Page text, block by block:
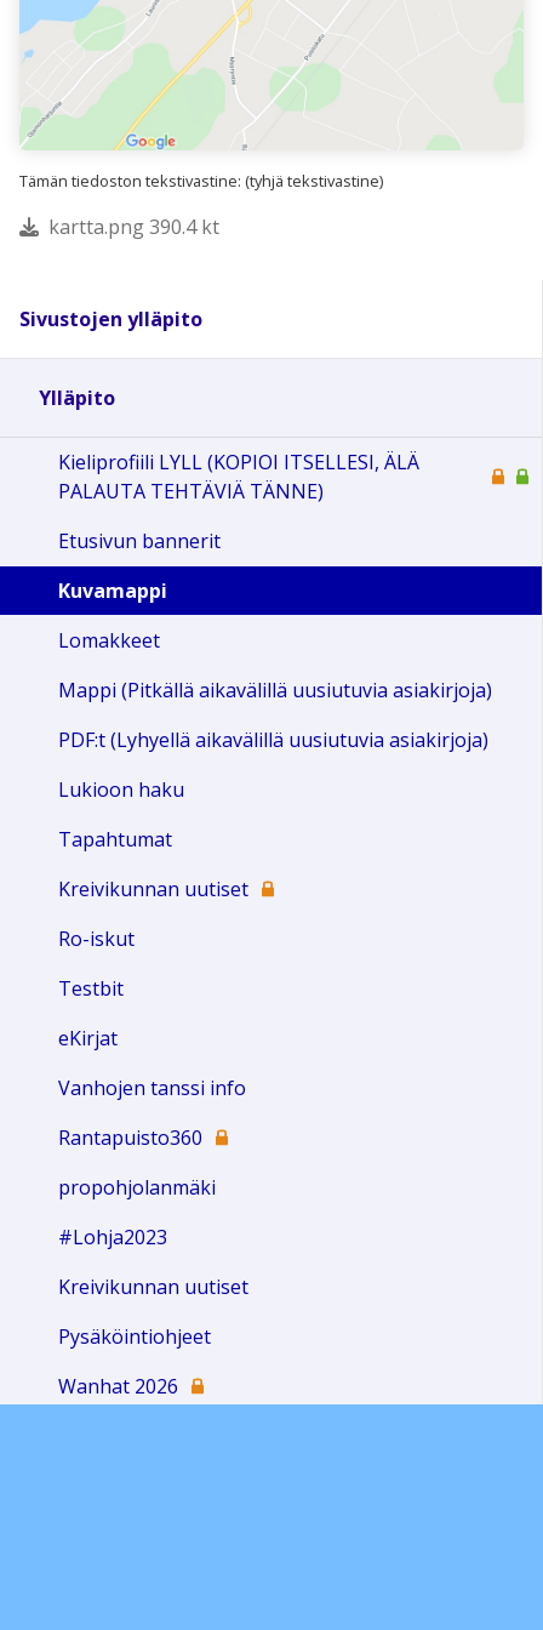
Tämän tiedoston tekstivastine: (tyhjä tekstivastine)
kartta.png 390.4 kt
Sivustojen ylläpito
Ylläpito
Kieliprofiili LYLL (KOPIOI ITSELLESI, ÄLÄ
PALAUTA TEHTÄVIÄ TÄNNE)
Etusivun bannerit
Kuvamappi
Lomakkeet
Mappi (Pitkällä aikavälillä uusiutuvia asiakirjoja)
PDF:t (Lyhyellä aikavälillä uusiutuvia asiakirjoja)
Lukioon haku
Tapahtumat
Kreivikunnan uutiset
Ro-iskut
Testbit
eKirjat
Vanhojen tanssi info
Rantapuisto360
propohjolanmäki
#Lohja2023
Kreivikunnan uutiset
Pysäköintiohjeet
Wanhat 2026